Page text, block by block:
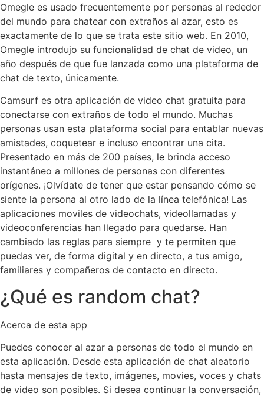
Omegle es usado frecuentemente por personas al rededor
del mundo para chatear con extraños al azar, esto es
exactamente de lo que se trata este sitio web. En 2010,
Omegle introdujo su funcionalidad de chat de video, un
año después de que fue lanzada como una plataforma de
chat de texto, únicamente.
Camsurf es otra aplicación de video chat gratuita para
conectarse con extraños de todo el mundo. Muchas
personas usan esta plataforma social para entablar nuevas
amistades, coquetear e incluso encontrar una cita.
Presentado en más de 200 países, le brinda acceso
instantáneo a millones de personas con diferentes
orígenes. ¡Olvídate de tener que estar pensando cómo se
siente la persona al otro lado de la línea telefónica! Las
aplicaciones moviles de videochats, videollamadas y
videoconferencias han llegado para quedarse. Han
cambiado las reglas para siempre y te permiten que
puedas ver, de forma digital y en directo, a tus amigo,
familiares y compañeros de contacto en directo.
¿Qué es random chat?
Acerca de esta app
Puedes conocer al azar a personas de todo el mundo en
esta aplicación. Desde esta aplicación de chat aleatorio
hasta mensajes de texto, imágenes, movies, voces y chats
de video son posibles. Si desea continuar la conversación,